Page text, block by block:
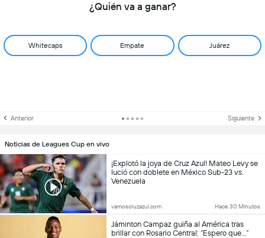
¿Quién va a ganar?
Whitecaps Empate Juárez
Anterior Siguiente
Noticias de Leagues Cup en vivo
¡Explotó la joya de Cruz Azul! Mateo Levy se
lució con doblete en México Sub-23 vs.
Venezuela
vamoscruzazul.com Hace 30 Minutos
Jáminton Campaz guiña al América tras
brillar con Rosario Central: “Espero que…”